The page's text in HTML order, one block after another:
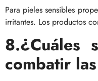
Para pieles sensibles
irritantes. Los productos
8.¿Cuáles
combatir